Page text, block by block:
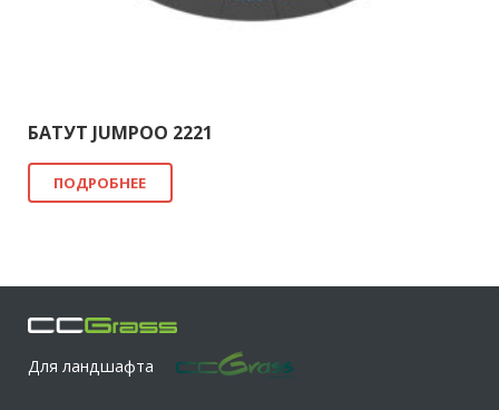
БАТУТ JUMPOO 2221
ПОДРОБНЕЕ
Для ландшафта